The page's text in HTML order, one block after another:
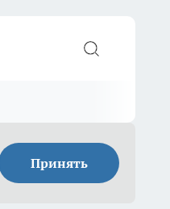
Принять